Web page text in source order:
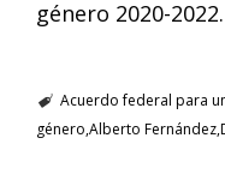
género 2020-2022.
Acuerdo federal para
género Alberto Fernández